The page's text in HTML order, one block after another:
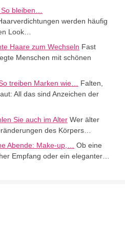
bleiben…
werden häufig
Look…
Haare zum Wechseln Fast
Menschen mit schönen
treiben Marken wie…
Falten,
All das sind Anzeichen der
Sie auch im Alter Wer älter
des Körpers…
Abende: Make-up,…
Ob eine
Empfang oder ein eleganter…